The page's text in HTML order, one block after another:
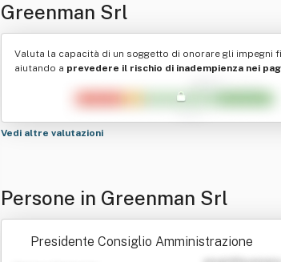
Greenman Srl
Valuta la capacità di un soggetto di onorare gli impegni
aiutando a prevedere il rischio di inadempienza nei
Vedi altre valutazioni
Persone in Greenman Srl
Presidente Consiglio Amministrazione